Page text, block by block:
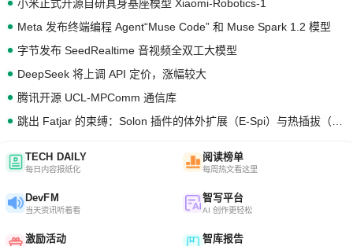
小米正式开源自研具身基座模型 Xiaomi-Robotics-1
Meta 发布终端编程 Agent“Muse Code” 和 Muse Spark 1.2 模型
字节发布 SeedRealtime 音视频全双工大模型
DeepSeek 将上调 API 定价，涨幅较大
腾讯开源 UCL-MPComm 通信库
TECH DAILY
每日内容报纸化
阅读榜单
每周热文看这里
DevFM
当天资讯听着看
智写平台
AI 创作更轻松
激励活动 智库报告